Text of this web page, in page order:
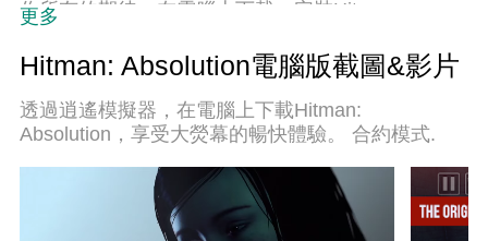
你所有的期待。在電腦上下載、安裝Hitman:
量消耗和煩人的來電。全新的逍遙模擬器9是你在電
腦上遊玩Hitman: Absolution的最佳選擇！我们用心
準備，完美的按鍵映射系統讓Hitman: Absolution宛
如電腦遊戲；我們，用嫻熟的技術編程，逍遙多開
放你電腦的全部潛力，一切都入絲般順滑。我們不
僅在意你怎樣遊玩，更在意如何讓你享受遊玩的樂
更多
Hitman: Absolution電腦版截圖&影片
透過逍遙模擬器，在電腦上下載Hitman:
Absolution，享受大熒幕的暢快體驗。 合約模式.